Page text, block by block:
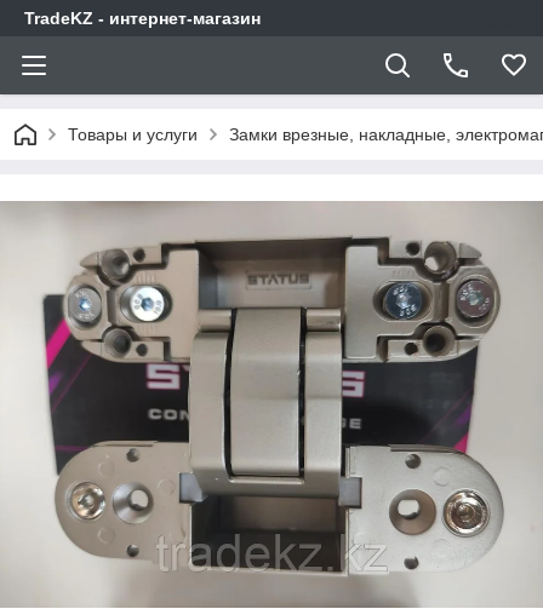
TradeKZ - интернет-магазин
Товары и услуги Замки врезные, накладные,